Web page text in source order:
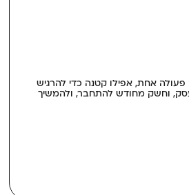
אחת, אפילו קטנה כדי להרגיש
וחשק מחודש להתחבר, ולהמשיך